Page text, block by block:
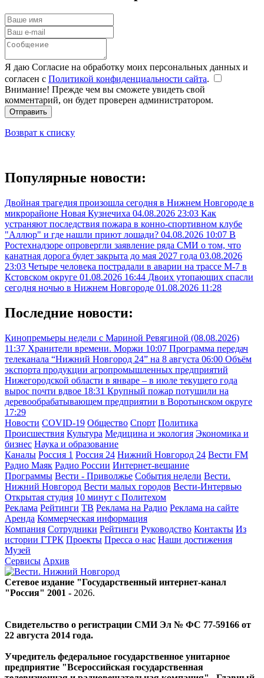
Я даю Согласие на обработку моих персональных данных и
согласен с Политикой конфиденциальности сайта.
Внимание! Прежде чем вы сможете увидеть свой
комментарий, он будет проверен администратором.
Отправить
Возврат к списку
Популярные новости:
Двойная трагедия произошла сегодня в Нижнем Новгороде в
микрорайоне Новая Кузнечиха 04.08.2026 23:03 Как
устраняют последствия пожара в конно-спортивном клубе
"Аллюр" и где нашли приют лошади? 04.08.2026 10:07 В
Ростехнадзоре опровергли заявление ряда СМИ о том, что
канатная дорога будет закрыта до мая 2027 года 03.08.2026
23:03 Четыре человека пострадали в аварии на трассе М-7 в
Кстовском округе 01.08.2026 16:44 Двоих утопающих спасли
сегодня ночью в Нижнем Новгороде 01.08.2026 11:28
Последние новости:
Кинопремьеры недели с Мариной Ревягиной (08.08.2026)
11:37 Хранители времени. Моржи 10:07 Программа передач
телеканала “Нижний Новгород 24” на 8 августа 06:00 Объём
экспорта продукции агропромышленных предприятий
Нижегородской области в январе – в июле текущего года
вырос почти вдвое 18:31 Крупный пожар потушили на
деревообрабатывающем предприятии в Воротынском округе
17:29
Новости COVID-19 Общество Спорт Политика
Происшествия Культура Медицина и экология Экономика и
бизнес Наука и образование
Каналы Россия 1 Россия 24 Нижний Новгород 24 Вести FM
Радио Маяк Радио России Интернет-вещание
Программы Вести - Приволжье События недели Вести.
Нижний Новгород Вести малых городов Вести-Интервью
Открытая студия 10 минут с Политехом
Реклама Рейтинги ТВ Реклама на Радио Реклама на сайте
Аренда Коммерческая информация
Компания Сотрудники Рейтинги Руководство Контакты Из
истории ГТРК Проекты Пресса о нас Наши достижения
Музей
Сервисы Архив
Сетевое издание "Государственный интернет-канал
"Россия" 2001 - 2026.
Свидетельство о регистрации СМИ Эл № ФС 77-59166 от
22 августа 2014 года.
Учредитель федеральное государственное унитарное
предприятие "Всероссийская государственная